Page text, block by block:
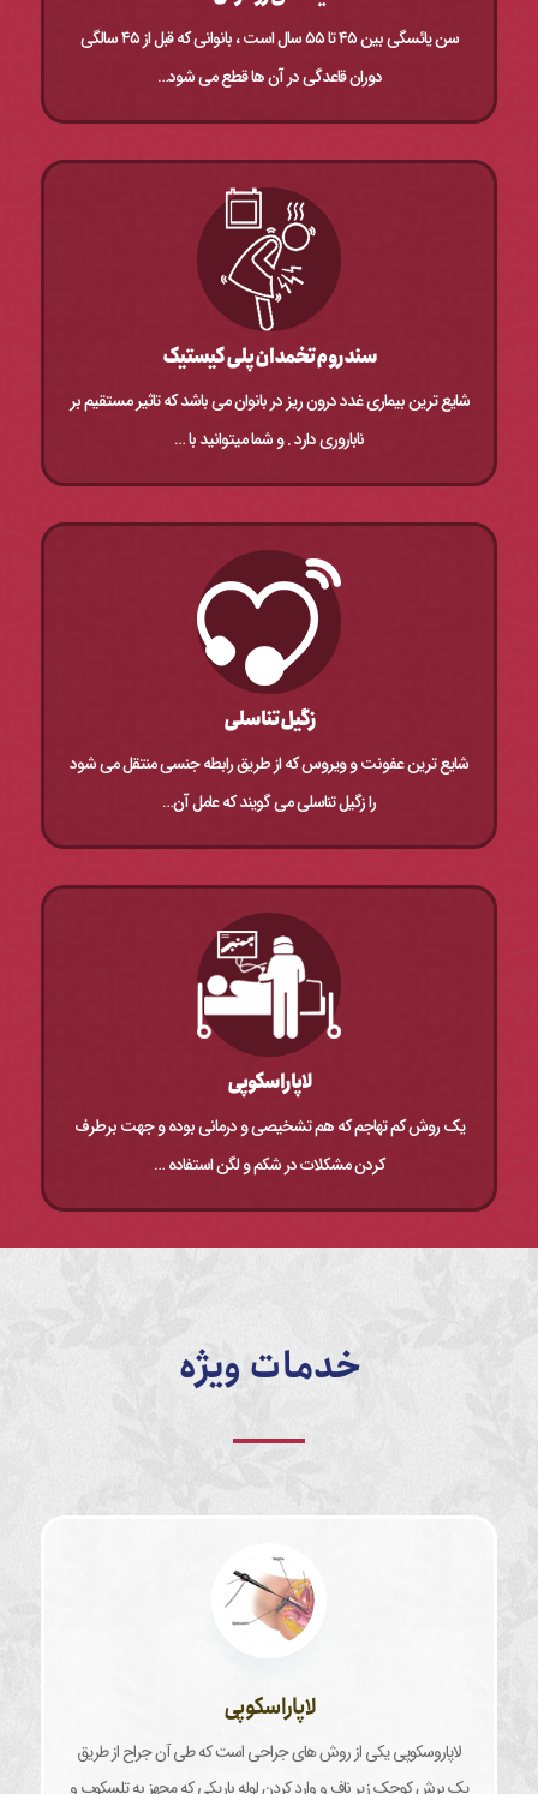
سن یائسگی بین ۴۵ تا ۵۵ سال است ، بانوانی که قبل از ۴۵ سالگی
دوران قاعدگی در آن ها قطع می شود…
سندروم تخمدان پلی کیستیک
شایع ترین بیماری غدد درون ریز در بانوان می باشد که تاثیر مستقیم بر
ناباروری دارد . و شما میتوانید با …
زگیل تناسلی
شایع ترین عفونت و ویروس که از طریق رابطه جنسی منتقل می شود
را زگیل تناسلی می گویند که عامل آن…
لاپاراسکوپی
یک روش کم تهاجم که هم تشخیصی و درمانی بوده و جهت برطرف
کردن مشکلات در شکم و لگن استفاده …
خدمات ویژه
لاپاراسکوپی
لاپاروسکوپی یکی از روش های جراحی است که طی آن جراح از طریق
یک برش کوچک زیر ناف و وارد کردن لوله باریکی که مجهز به تلسکوپ و